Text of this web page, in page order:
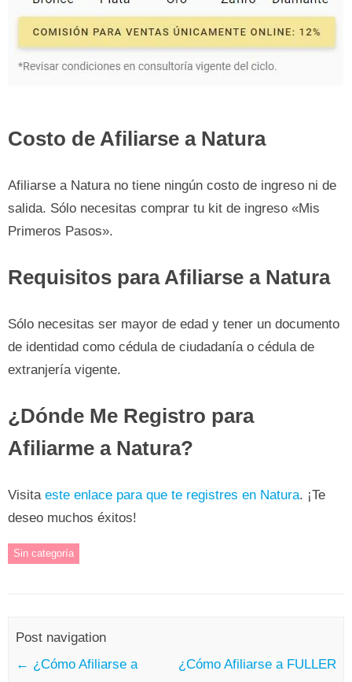
Costo de Afiliarse a Natura
Afiliarse a Natura no tiene ningún costo de ingreso ni de
salida. Sólo necesitas comprar tu kit de ingreso «Mis
Primeros Pasos».
Requisitos para Afiliarse a Natura
Sólo necesitas ser mayor de edad y tener un documento
de identidad como cédula de ciudadanía o cédula de
extranjería vigente.
¿Dónde Me Registro para
Afiliarme a Natura?
Visita este enlace para que te registres en Natura. ¡Te
deseo muchos éxitos!
Sin categoría
Post navigation
← ¿Cómo Afiliarse a
¿Cómo Afiliarse a FULLER